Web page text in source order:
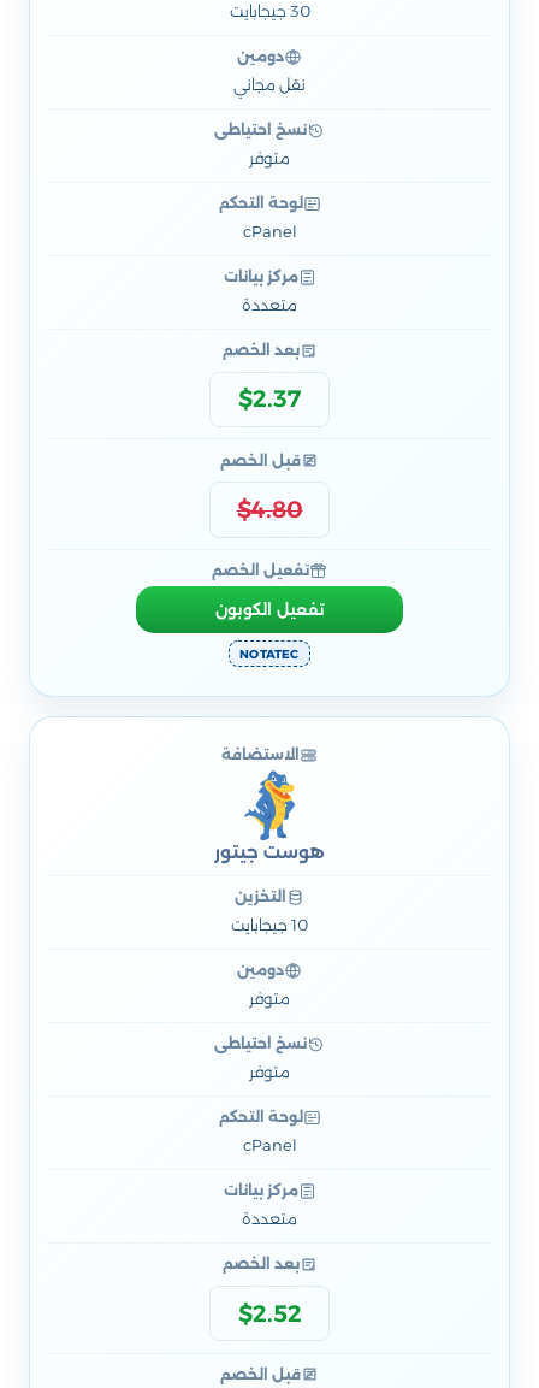
30 جيجابايت
دومين
نقل مجاني
نسخ احتياطي
متوفر
لوحة التحكم
cPanel
مركز بيانات
متعددة
بعد الخصم
$2.37
قبل الخصم
$4.80
تفعيل الخصم
تفعيل الكوبون
NOTATEC
الاستضافة
هوست جيتور
التخزين
10 جيجابايت
دومين
متوفر
نسخ احتياطي
متوفر
لوحة التحكم
cPanel
مركز بيانات
متعددة
بعد الخصم
$2.52
قبل الخصم